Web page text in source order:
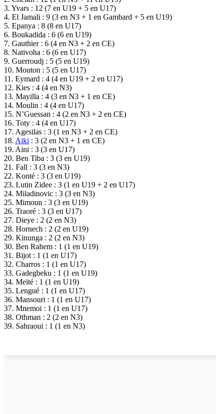
3. Yvars : 12 (7 en U19 + 5 en U17)
4. El Jamali : 9 (3 en N3 + 1 en Gambard + 5 en U19)
5. Epanya : 8 (8 en U17)
6. Boukadida : 6 (6 en U19)
7. Gauthier : 6 (4 en N3 + 2 en CE)
8. Nativoha : 6 (6 en U17)
9. Guerroudj : 5 (5 en U19)
10. Mouton : 5 (5 en U17)
11. Eymard : 4 (4 en U19 + 2 en U17)
12. Kies : 4 (4 en N3)
13. Mayilla : 4 (3 en N3 + 1 en CE)
14. Moulin : 4 (4 en U17)
15. N’Guessan : 4 (2 en N3 + 2 en CE)
16. Toty : 4 (4 en U17)
17. Agesilas : 3 (1 en N3 + 2 en CE)
18. Aiki : 3 (2 en N3 + 1 en CE)
19. Aini : 3 (3 en U17)
20. Ben Tiba : 3 (3 en U19)
21. Fall : 3 (3 en N3)
22. Konté : 3 (3 en U19)
23. Lutin Zidee : 3 (1 en U19 + 2 en U17)
24. Miladinovic : 3 (3 en N3)
25. Mimoun : 3 (3 en U19)
26. Traoré : 3 (3 en U17)
27. Dieye : 2 (2 en N3)
28. Hornech : 2 (2 en U19)
29. Kinunga : 2 (2 en N3)
30. Ben Rahem : 1 (1 en U19)
31. Bijot : 1 (1 en U17)
32. Charros : 1 (1 en U17)
33. Gadegbeku : 1 (1 en U19)
34. Meïté : 1 (1 en U19)
35. Lengué : 1 (1 en U17)
36. Mansouri : 1 (1 en U17)
37. Mnemoi : 1 (1 en U17)
38. Othman : 2 (2 en N3)
39. Sahraoui : 1 (1 en N3)